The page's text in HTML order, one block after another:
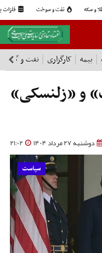
و سکه نفت و سوخت فلزات
بیمه کارگزاری نفت و گاز
و «زلنسکی»
دوشنبه 27 مرداد 1404 21:02
سیاست